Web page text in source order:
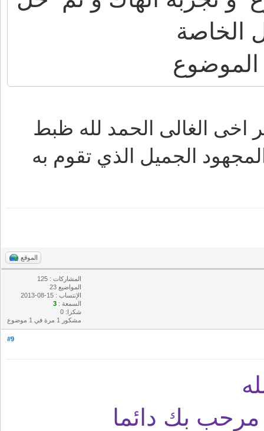
الخاصة
اخى الغالى الحمد لله ظبط
الجميل الذي تقوم به
الموقع
المشاركات : 125
المواضيع 23
الإنتساب : 15-08-2013
السمعة :3
شكرا: 0
مشكور 1 مرة في 1 موضوع
#9
بك دائما